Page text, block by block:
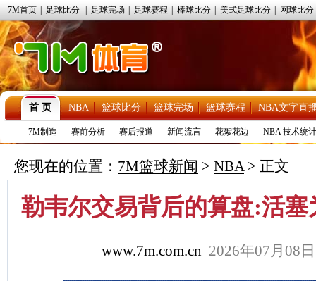
7M首页 足球比分 足球完场 足球赛程 棒球比分 美式足球比分 网球比分
首 页 NBA 篮球比分 篮球完场 篮球赛程 NBA文字直
7M制造 赛前分析 赛后报道 新闻流言 花絮花边 NBA 技术统计
您现在的位置： 7M篮球新闻 > NBA> 正文
勒韦尔交易背后的算盘:活
www.7m.com.cn 2026年07月08